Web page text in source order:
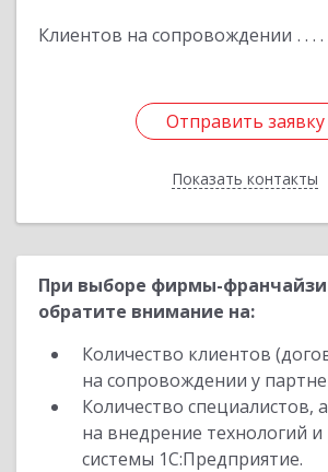
Клиентов на сопровождении
Отправить заявку
Показать контакты
Отправить заявку
Назад
При выборе фирмы-франчайзи
обратите внимание на:
Количество клиентов
на сопровождении у
Количество специалистов,
на внедрение технологий
системы 1С:Предприятие.